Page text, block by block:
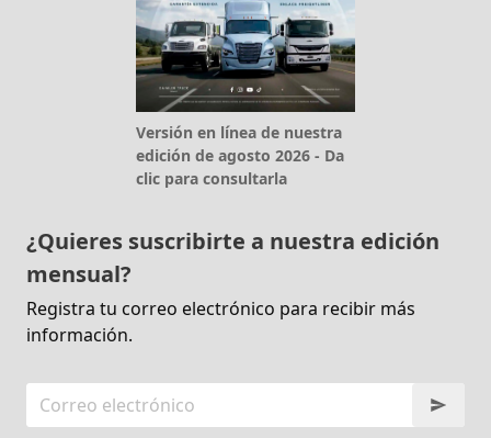
Versión en línea de nuestra
edición de agosto 2026 - Da
clic para consultarla
¿Quieres suscribirte a nuestra edición
mensual?
Registra tu correo electrónico para recibir más
información.